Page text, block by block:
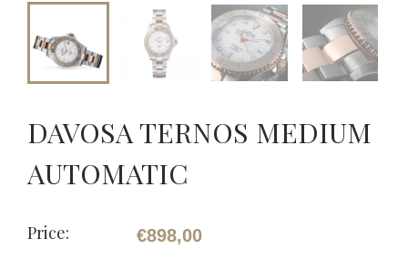
DAVOSA TERNOS MEDIUM
AUTOMATIC
Price: €898,00